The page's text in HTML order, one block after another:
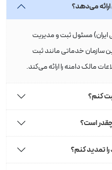
ایران) مسئول ثبت و مدیریت
سازمان خدماتی مانند ثبت
مالک دامنه را ارائه می‌کند.